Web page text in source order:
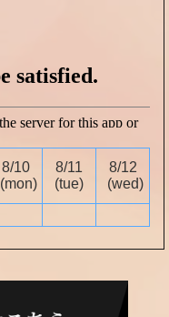
8/10
(mon)
8/11
(tue)
8/12
(wed)